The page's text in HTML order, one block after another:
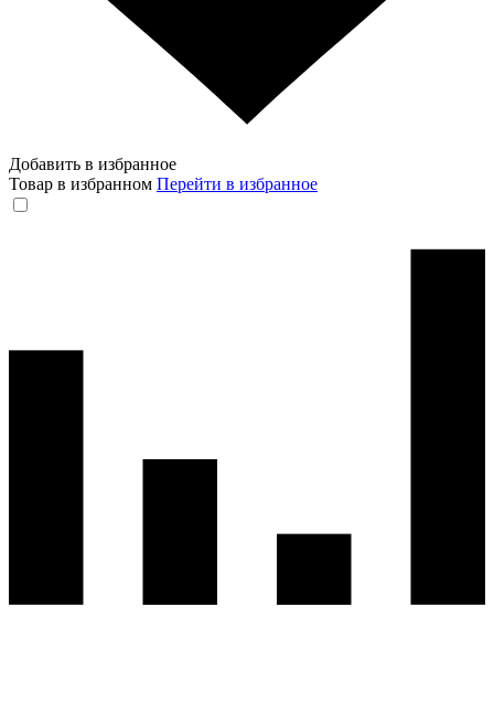
Добавить в избранное
Товар в избранном Перейти в избранное